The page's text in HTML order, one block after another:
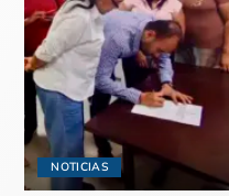
NOTICIAS